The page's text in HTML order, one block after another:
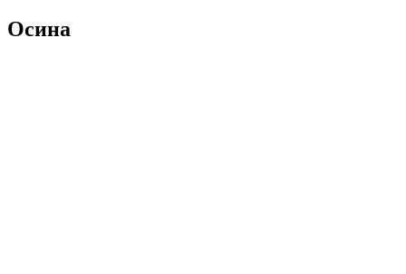
Осина